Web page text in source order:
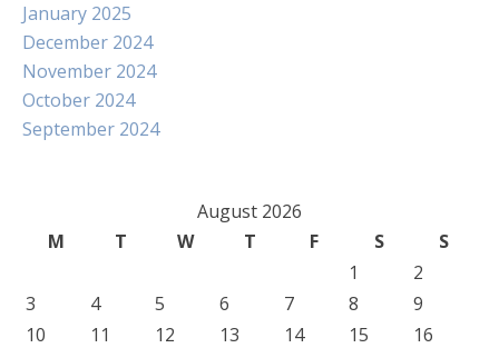
January 2025
December 2024
November 2024
October 2024
September 2024
August 2026
M
T W T F S
S
1
2
3
4 5 6 7 8
9
10
11 12 13 14 15
16